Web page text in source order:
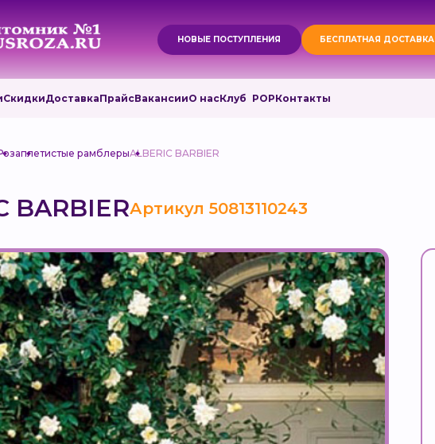
НОВЫЕ ПОСТУПЛЕНИЯ БЕСПЛАТНАЯ ДОСТАВКА
СкидкиДоставкаПрайсВакансииО насКлуб РОРКонтакты
плетистые рамблерыALBERIC BARBIER
BARBIERАртикул 50813110243